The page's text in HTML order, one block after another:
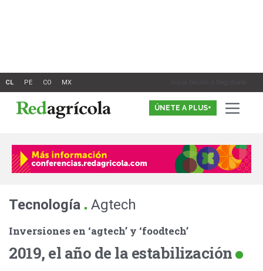
Inicia Sesión o Registrate
ÚNETE A PLUS+
Tecnología . Agtech
Inversiones en ‘agtech’ y ‘foodtech’
2019, el año de la estabilización